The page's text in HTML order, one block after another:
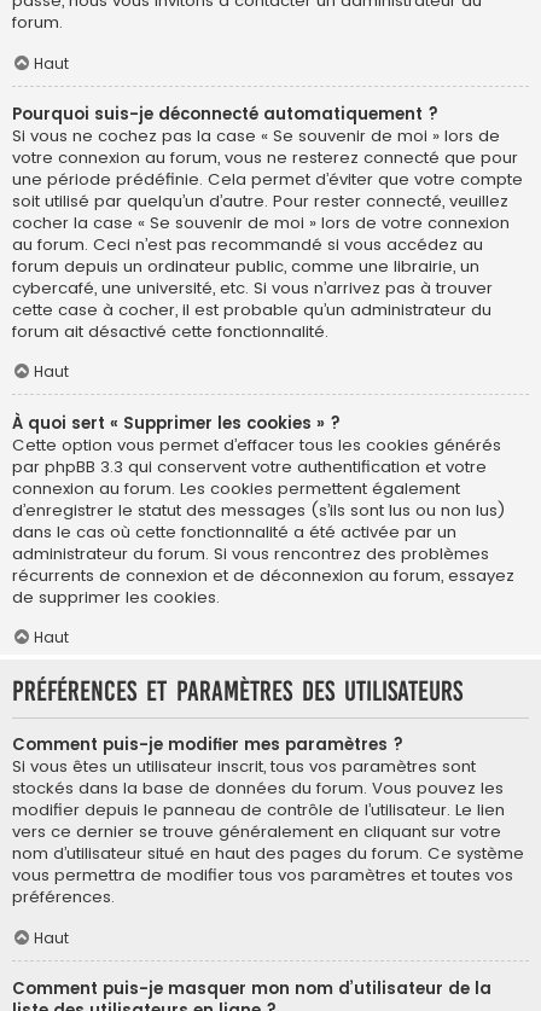
forum.
Haut
Pourquoi suis-je déconnecté automatiquement ?
Si vous ne cochez pas la case « Se souvenir de moi » lors de
votre connexion au forum, vous ne resterez connecté que pour
une période prédéfinie. Cela permet d’éviter que votre compte
soit utilisé par quelqu’un d’autre. Pour rester connecté, veuillez
cocher la case « Se souvenir de moi » lors de votre connexion
au forum. Ceci n’est pas recommandé si vous accédez au
forum depuis un ordinateur public, comme une librairie, un
cybercafé, une université, etc. Si vous n’arrivez pas à trouver
cette case à cocher, il est probable qu’un administrateur du
forum ait désactivé cette fonctionnalité.
Haut
À quoi sert « Supprimer les cookies » ?
Cette option vous permet d’effacer tous les cookies générés
par phpBB 3.3 qui conservent votre authentification et votre
connexion au forum. Les cookies permettent également
d’enregistrer le statut des messages (s’ils sont lus ou non lus)
dans le cas où cette fonctionnalité a été activée par un
administrateur du forum. Si vous rencontrez des problèmes
récurrents de connexion et de déconnexion au forum, essayez
de supprimer les cookies.
Haut
Préférences et paramètres des utilisateurs
Comment puis-je modifier mes paramètres ?
Si vous êtes un utilisateur inscrit, tous vos paramètres sont
stockés dans la base de données du forum. Vous pouvez les
modifier depuis le panneau de contrôle de l’utilisateur. Le lien
vers ce dernier se trouve généralement en cliquant sur votre
nom d’utilisateur situé en haut des pages du forum. Ce système
vous permettra de modifier tous vos paramètres et toutes vos
préférences.
Haut
Comment puis-je masquer mon nom d’utilisateur de la